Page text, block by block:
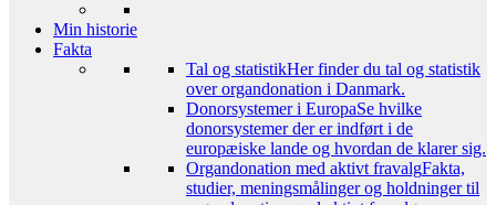
Min historie
Fakta
Tal og statistikHer finder du tal og statistik
over organdonation i Danmark.
Donorsystemer i EuropaSe hvilke
donorsystemer der er indført i de
europæiske lande og hvordan de klarer sig.
Organdonation med aktivt fravalgFakta,
studier, meningsmålinger og holdninger til